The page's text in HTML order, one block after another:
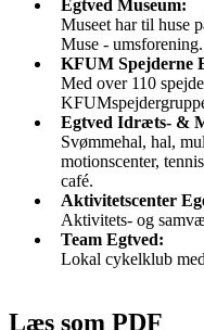
Egtved Museum:
Museet har til huse
Muse - umsforening.
KFUM Spejderne
Med over 110
Egtved Idræts- &
Svømmehal, hal,
motionscenter,
café.
Aktivitetscenter
Aktivitets- og
Team Egtved:
Lokal cykelklub
Læs som PDF